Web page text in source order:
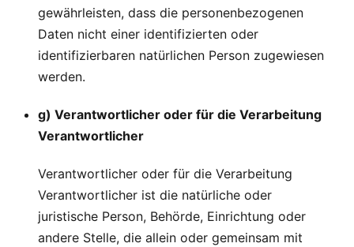
gewährleisten, dass die personenbezogenen
Daten nicht einer identifizierten oder
identifizierbaren natürlichen Person zugewiesen
werden.
g) Verantwortlicher oder für die Verarbeitung
Verantwortlicher
Verantwortlicher oder für die Verarbeitung
Verantwortlicher ist die natürliche oder
juristische Person, Behörde, Einrichtung oder
andere Stelle, die allein oder gemeinsam mit